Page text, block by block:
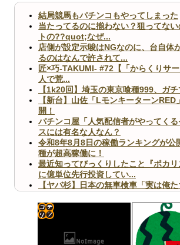
結局競馬もパチンコもやってしまった
当たってるのに揃わない？狙ってな
トの??quot;なぜ...
店側が設定示唆はNGなのに、台自体
るのはなんで許されて...
匠×巧-TAKUMI- #72【「からくりサ
人で荒...
【1k20回】埼玉の東京喰種999、ガ
【新台】山佐「LモンキーターンRED
開！
パチンコ屋「人気配信者がやってく
スには有名な人なん？
令和8年8月8日の稼働ランキングが公
種が超高稼働に！
最近知ってびっくりしたこと『ポカ
に億単位先行投資してい...
【ヤバ杉】日本の無車検車「実は俺
【閲覧注意】俺が近くにいると機械が
【画像】ペプシコーラ社、「こういう